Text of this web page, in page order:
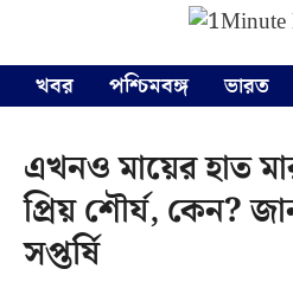
content
খবর
পশ্চিমবঙ্গ ভারত
এখনও মায়ের হাত
প্রিয় শৌর্য, কেন?
সপ্তর্ষি